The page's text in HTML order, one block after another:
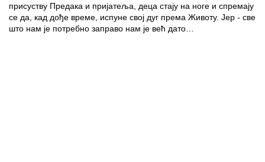
присуству Предака и пријатеља, деца стају на ноге и спремају
се да, кад дође време, испуне свој дуг према Животу. Јер - све
што нам је потребно заправо нам је већ дато…